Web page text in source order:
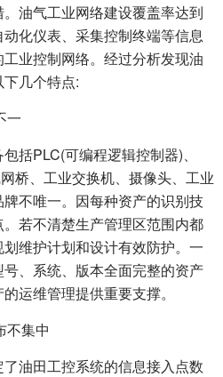
油气工业网络建设覆盖率达到
化仪表、采集控制终端等信息
业控制网络。经过分析发现油
几个特点:
一
括PLC(可编程逻辑控制器)、
桥、工业交换机、摄像头、工业
不唯一。因每种资产的识别技
若不清楚生产管理区范围内都
维护计划和设计有效防护。一
、系统、版本全面完整的资产
运维管理提供重要支撑。
不集中
油田工控系统的信息接入点数